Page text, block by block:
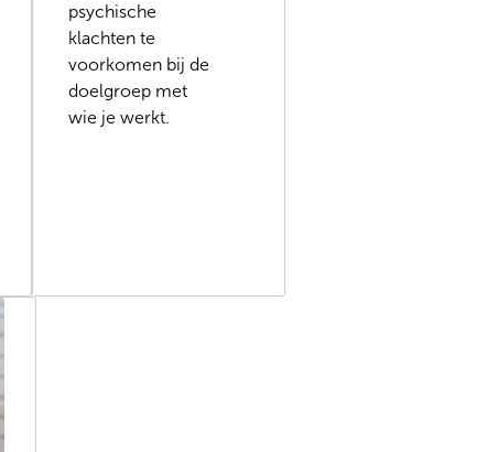
psychische
klachten te
voorkomen bij de
doelgroep met
wie je werkt.